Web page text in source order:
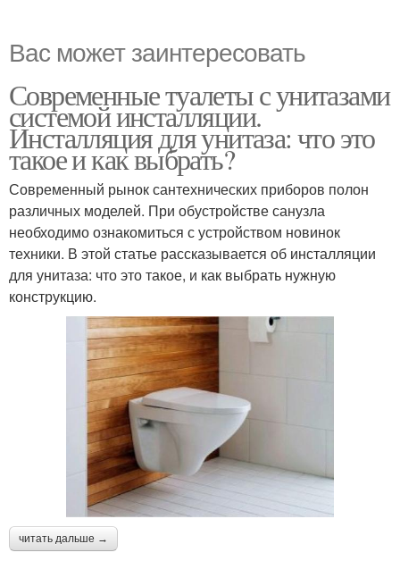
Вас может заинтересовать
Современные туалеты с унитазами
системой инсталляции.
Инсталляция для унитаза: что это
такое и как выбрать?
Современный рынок сантехнических приборов полон
различных моделей. При обустройстве санузла
необходимо ознакомиться с устройством новинок
техники. В этой статье рассказывается об инсталляции
для унитаза: что это такое, и как выбрать нужную
конструкцию.
читать дальше →